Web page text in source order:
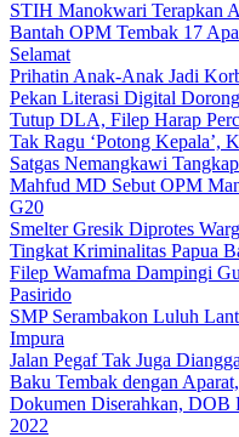
STIH Manokwari Terapkan
Bantah OPM Tembak 17
Selamat
Prihatin Anak-Anak Jadi
Pekan Literasi Digital
Tutup DLA, Filep Harap
Tak Ragu ‘Potong Kepala’,
Satgas Nemangkawi
Mahfud MD Sebut OPM
G20
Smelter Gresik Diprotes
Tingkat Kriminalitas Papua
Filep Wamafma Dampingi
Pasirido
SMP Serambakon Luluh
Impura
Jalan Pegaf Tak Juga
Baku Tembak dengan
Dokumen Diserahkan, DOB
2022